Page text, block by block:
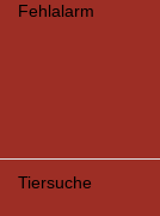
Fehlalarm
Tiersuche